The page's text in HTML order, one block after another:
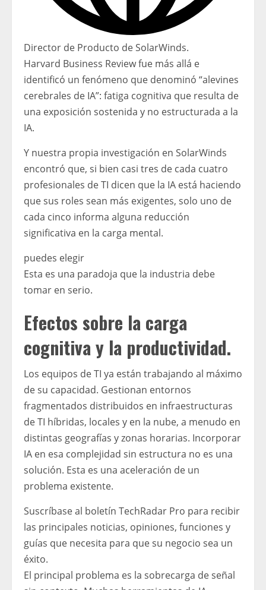
Director de Producto de SolarWinds.
Harvard Business Review fue más allá e
identificó un fenómeno que denominó “alevines
cerebrales de IA”: fatiga cognitiva que resulta de
una exposición sostenida y no estructurada a la
IA.
Y nuestra propia investigación en SolarWinds
encontró que, si bien casi tres de cada cuatro
profesionales de TI dicen que la IA está haciendo
que sus roles sean más exigentes, solo uno de
cada cinco informa alguna reducción
significativa en la carga mental.
puedes elegir
Esta es una paradoja que la industria debe
tomar en serio.
Efectos sobre la carga
cognitiva y la productividad.
Los equipos de TI ya están trabajando al máximo
de su capacidad. Gestionan entornos
fragmentados distribuidos en infraestructuras
de TI híbridas, locales y en la nube, a menudo en
distintas geografías y zonas horarias. Incorporar
IA en esa complejidad sin estructura no es una
solución. Esta es una aceleración de un
problema existente.
Suscríbase al boletín TechRadar Pro para recibir
las principales noticias, opiniones, funciones y
guías que necesita para que su negocio sea un
éxito.
El principal problema es la sobrecarga de señal